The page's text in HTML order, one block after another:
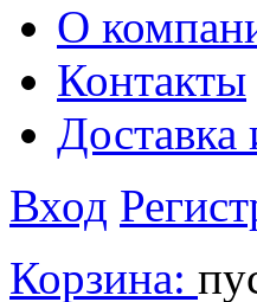
О
Контакты
Доставка
Вход
Корзина: